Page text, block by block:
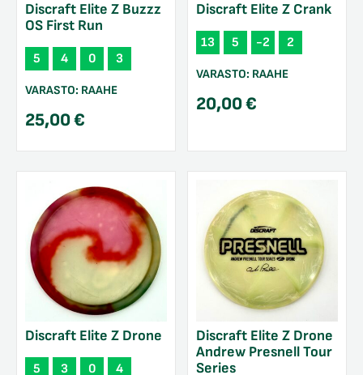
Discraft Elite Z Buzzz
OS First Run
5 4 0 3
VARASTO: RAAHE
25,00€
Discraft Elite Z Crank
13 5 -2 2
VARASTO: RAAHE
20,00€
Discraft Elite Z Drone
5 3 0 4
Discraft Elite Z Drone
Andrew Presnell Tour
Series